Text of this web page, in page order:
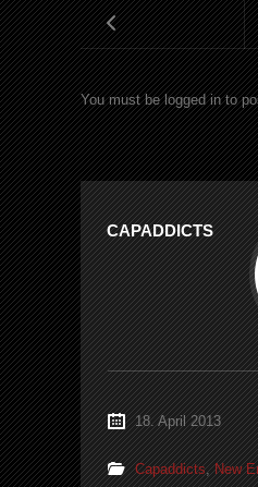
You must be logged in to
CAPADDICTS
18. April 2013
Capaddicts,New